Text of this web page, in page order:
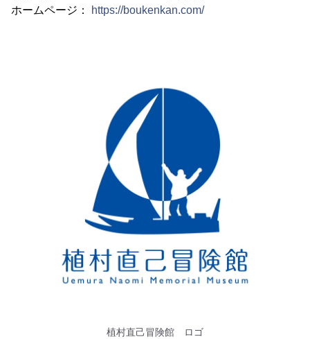
ホームページ：
https://boukenkan.com/
植村直己冒険館 ロゴ